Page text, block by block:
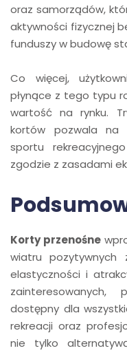
oraz samorządów,
aktywności fizycznej
funduszy w budowę
Co więcej,
płynące z tego typu
wartość na rynku.
kortów pozwala na
sportu
zgodzie z zasadami
Korty przenośne
wiatru pozytywnych
elastyczności i
dostępny dla
rekreacji oraz
nie tylko